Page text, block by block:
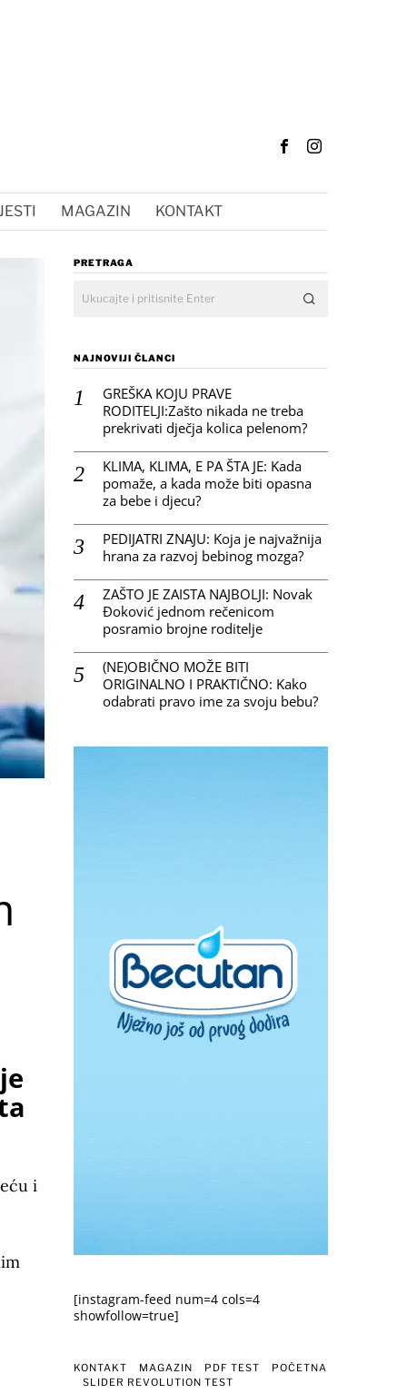
MAGAZIN KONTAKT
i
PRETRAGA
NAJNOVIJI ČLANCI
GREŠKA KOJU PRAVE
RODITELJI:Zašto nikada ne treba
prekrivati dječja kolica pelenom?
KLIMA, KLIMA, E PA ŠTA JE: Kada
pomaže, a kada može biti opasna
za bebe i djecu?
PEDIJATRI ZNAJU: Koja je najvažnija
hrana za razvoj bebinog mozga?
ZAŠTO JE ZAISTA NAJBOLJI: Novak
Đoković jednom rečenicom
posramio brojne roditelje
(NE)OBIČNO MOŽE BITI
ORIGINALNO I PRAKTIČNO: Kako
odabrati pravo ime za svoju bebu?
[instagram-feed num=4 cols=4
showfollow=true]
KONTAKT MAGAZIN PDF TEST
POČETNA
SLIDER REVOLUTION TEST